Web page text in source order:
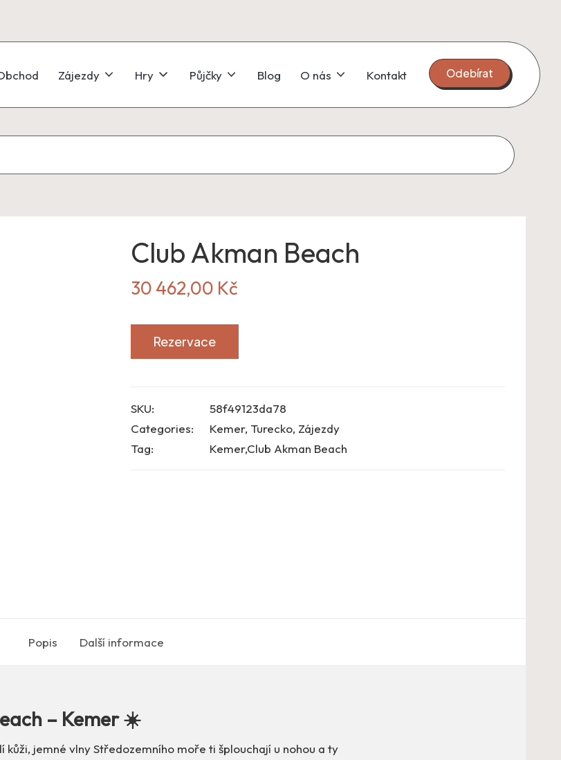
Zájezdy Hry Půjčky Blog O nás Kontakt Odebírat
Club Akman Beach
30 462,00 Kč
Rezervace
SKU:
58f49123da78
Categories:
Kemer, Turecko, Zájezdy
Tag:
Kemer,Club Akman Beach
Popis Další informace
– Kemer ☀️
kůži, jemné vlny Středozemního moře ti šplouchají u nohou a ty